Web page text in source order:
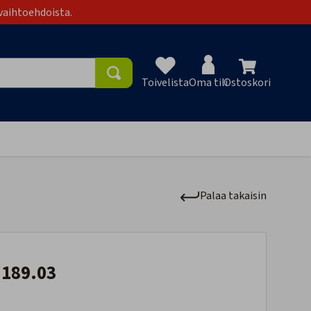
ToivelistaOma tiliOstoskori
Palaa takaisin